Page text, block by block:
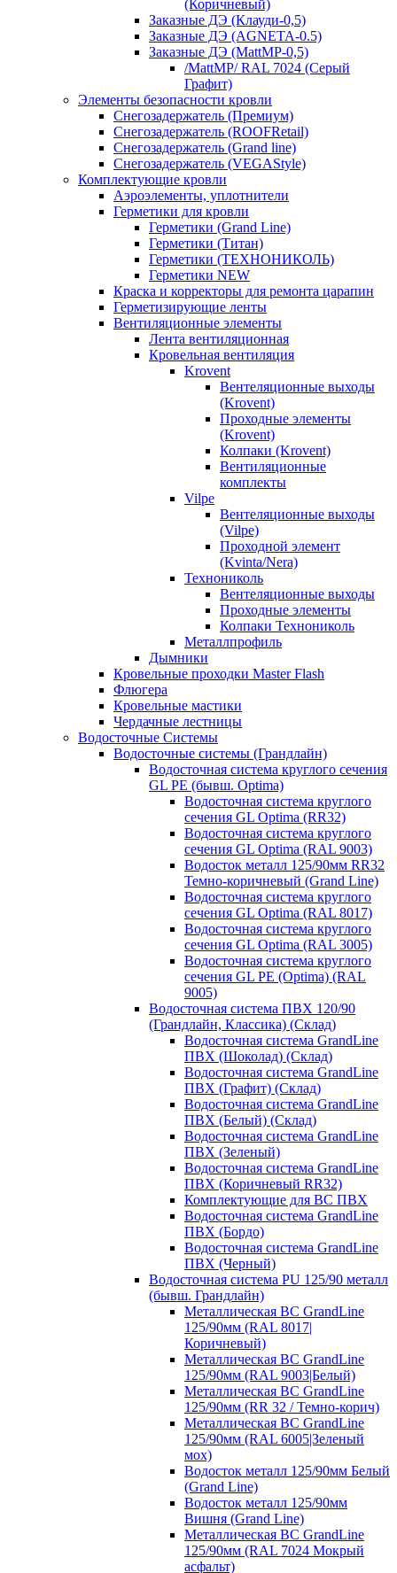
(Коричневый)
Заказные ДЭ (Клауди-0,5)
Заказные ДЭ (AGNETA-0.5)
Заказные ДЭ (MattMP-0,5)
/MattMP/ RAL 7024 (Серый
Графит)
Элементы безопасности кровли
Снегозадержатель (Премиум)
Снегозадержатель (ROOFRetail)
Снегозадержатель (Grand line)
Снегозадержатель (VEGAStyle)
Комплектующие кровли
Аэроэлементы, уплотнители
Герметики для кровли
Герметики (Grand Line)
Герметики (Титан)
Герметики (ТЕХНОНИКОЛЬ)
Герметики NEW
Краска и корректоры для ремонта царапин
Герметизирующие ленты
Вентиляционные элементы
Лента вентиляционная
Кровельная вентиляция
Krovent
Вентеляционные выходы
(Krovent)
Проходные элементы
(Krovent)
Колпаки (Krovent)
Вентиляционные
комплекты
Vilpe
Вентеляционные выходы
(Vilpe)
Проходной элемент
(Kvinta/Nera)
Технониколь
Вентеляционные выходы
Проходные элементы
Колпаки Технониколь
Металлпрофиль
Дымники
Кровельные проходки Master Flash
Флюгера
Кровельные мастики
Чердачные лестницы
Водосточные Системы
Водосточные системы (Грандлайн)
Водосточная система круглого сечения
GL PE (бывш. Optima)
Водосточная система круглого
сечения GL Optima (RR32)
Водосточная система круглого
сечения GL Optima (RAL 9003)
Водосток металл 125/90мм RR32
Темно-коричневый (Grand Line)
Водосточная система круглого
сечения GL Optima (RAL 8017)
Водосточная система круглого
сечения GL Optima (RAL 3005)
Водосточная система круглого
сечения GL PE (Optima) (RAL
9005)
Водосточная система ПВХ 120/90
(Грандлайн, Классика) (Склад)
Водосточная система GrandLine
ПВХ (Шоколад) (Склад)
Водосточная система GrandLine
ПВХ (Графит) (Склад)
Водосточная система GrandLine
ПВХ (Белый) (Склад)
Водосточная система GrandLine
ПВХ (Зеленый)
Водосточная система GrandLine
ПВХ (Коричневый RR32)
Комплектующие для ВС ПВХ
Водосточная система GrandLine
ПВХ (Бордо)
Водосточная система GrandLine
ПВХ (Черный)
Водосточная система PU 125/90 металл
(бывш. Грандлайн)
Металлическая ВС GrandLine
125/90мм (RAL 8017|
Коричневый)
Металлическая ВС GrandLine
125/90мм (RAL 9003|Белый)
Металлическая ВС GrandLine
125/90мм (RR 32 / Темно-корич)
Металлическая ВС GrandLine
125/90мм (RAL 6005|Зеленый
мох)
Водосток металл 125/90мм Белый
(Grand Line)
Водосток металл 125/90мм
Вишня (Grand Line)
Металлическая ВС GrandLine
125/90мм (RAL 7024 Мокрый
асфальт)